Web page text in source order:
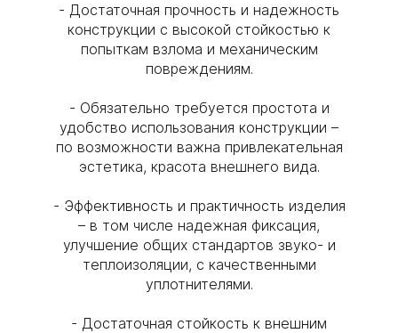
- Достаточная прочность и надежность
конструкции с высокой стойкостью к
попыткам взлома и механическим
повреждениям.
- Обязательно требуется простота и
удобство использования конструкции –
по возможности важна привлекательная
эстетика, красота внешнего вида.
- Эффективность и практичность изделия
– в том числе надежная фиксация,
улучшение общих стандартов звуко- и
теплоизоляции, с качественными
уплотнителями.
- Достаточная стойкость к внешним